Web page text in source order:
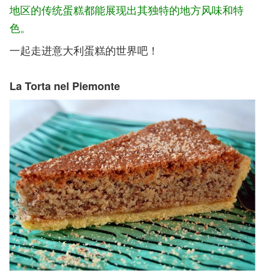
地区的传统蛋糕都能展现出其独特的地方风味和特
色。
一起走进意大利蛋糕的世界吧！
La Torta nel Piemonte